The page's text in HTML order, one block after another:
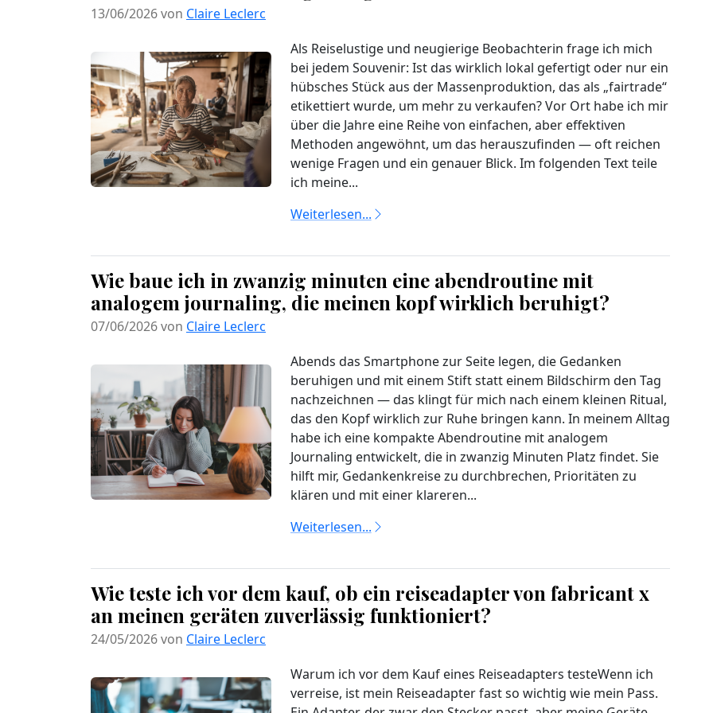
13/06/2026 von Claire Leclerc
Als Reiselustige und neugierige Beobachterin frage ich mich
bei jedem Souvenir: Ist das wirklich lokal gefertigt oder nur ein
hübsches Stück aus der Massenproduktion, das als „fairtrade“
etikettiert wurde, um mehr zu verkaufen? Vor Ort habe ich mir
über die Jahre eine Reihe von einfachen, aber effektiven
Methoden angewöhnt, um das herauszufinden — oft reichen
wenige Fragen und ein genauer Blick. Im folgenden Text teile
ich meine...
Weiterlesen...
Wie baue ich in zwanzig minuten eine abendroutine mit
analogem journaling, die meinen kopf wirklich beruhigt?
07/06/2026 von Claire Leclerc
Abends das Smartphone zur Seite legen, die Gedanken
beruhigen und mit einem Stift statt einem Bildschirm den Tag
nachzeichnen — das klingt für mich nach einem kleinen Ritual,
das den Kopf wirklich zur Ruhe bringen kann. In meinem Alltag
habe ich eine kompakte Abendroutine mit analogem
Journaling entwickelt, die in zwanzig Minuten Platz findet. Sie
hilft mir, Gedankenkreise zu durchbrechen, Prioritäten zu
klären und mit einer klareren...
Weiterlesen...
Wie teste ich vor dem kauf, ob ein reiseadapter von fabricant x
an meinen geräten zuverlässig funktioniert?
24/05/2026 von Claire Leclerc
Warum ich vor dem Kauf eines Reiseadapters testeWenn ich
verreise, ist mein Reiseadapter fast so wichtig wie mein Pass.